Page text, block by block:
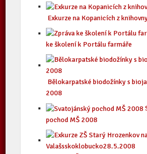
Exkurze na Kopanicích z
ke školení k Portálu farmáře
Bělokarpatské biodožínky s
2008
pochod MŠ 2008